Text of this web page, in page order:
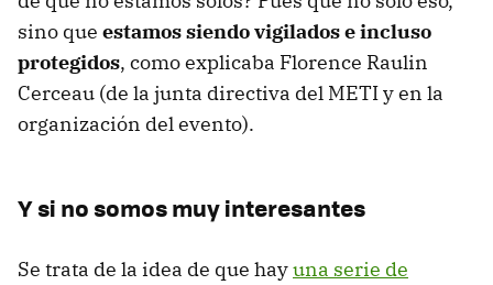
sino que estamos siendo vigilados e incluso
protegidos, como explicaba Florence Raulin
Cerceau (de la junta directiva del METI y en la
organización del evento).
Y si no somos muy interesantes
Se trata de la idea de que hayuna serie de